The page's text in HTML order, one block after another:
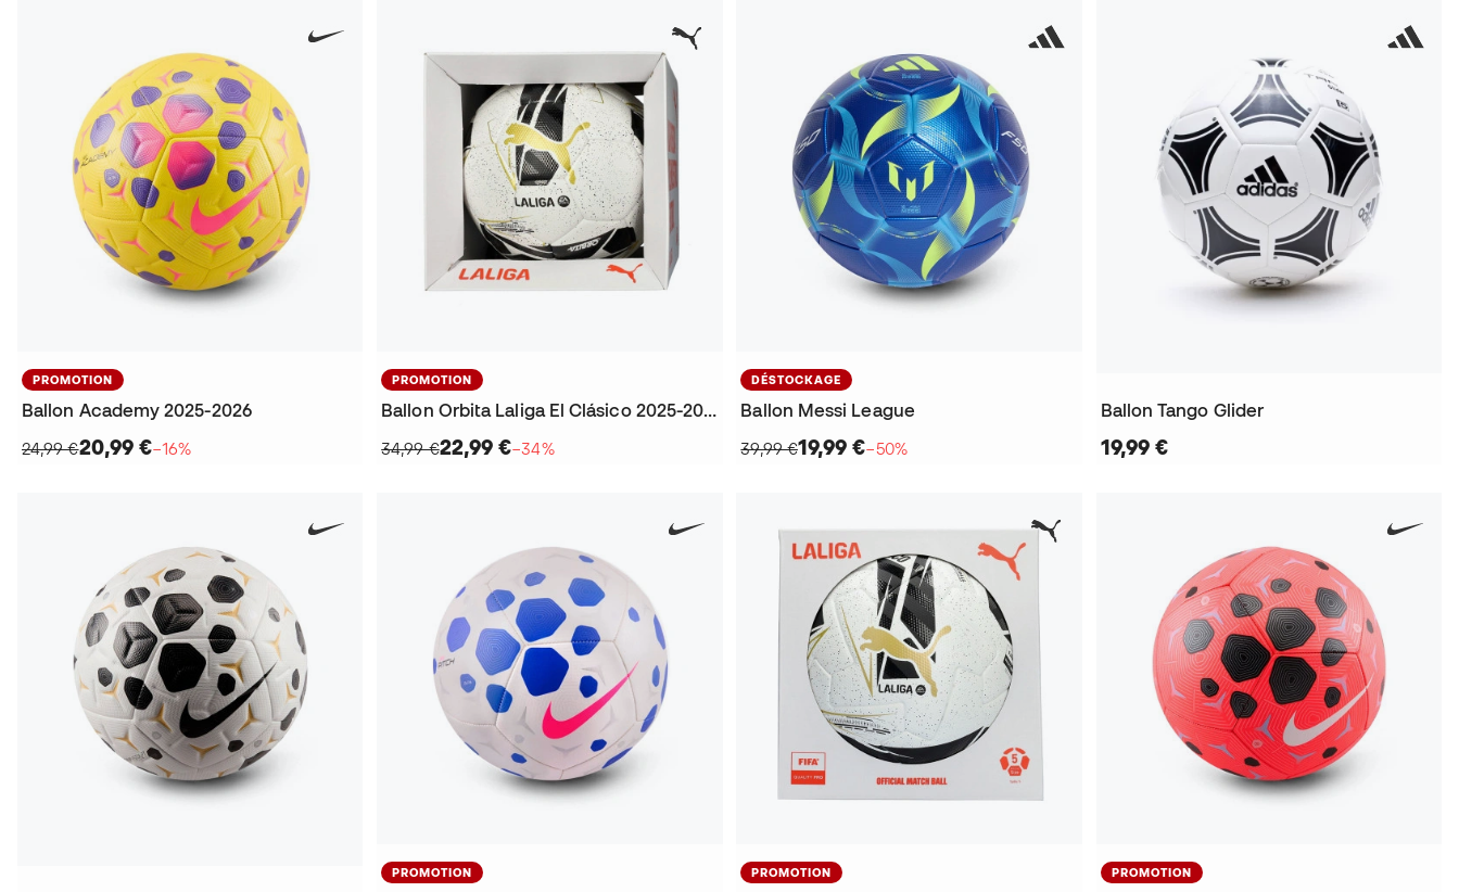
PROMOTION
Ballon Academy 2025-2026
24,99 €20,99 €−16%
PROMOTION
Ballon Orbita Laliga El Clásico 2025-2026 Replica Box
34,99 €22,99 €−34%
DÉSTOCKAGE
Ballon Messi League
39,99 €19,99 €−50%
Ballon Tango Glider
19,99 €
PROMOTION PROMOTION PROMOTION